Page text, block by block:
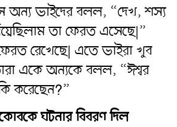
অন্য ভাইদের বলল, “দেখ, শস্য
তা ফেরত এসেছে|”
রেখেছে| এতে ভাইরা খুব
একে অন্যকে বলল, “ঈশ্বর
করেছেন?”
ঘটনার বিবরণ দিল